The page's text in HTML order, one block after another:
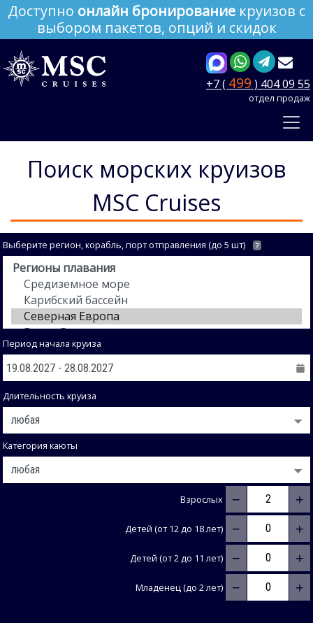
Доступно онлайн бронирование круизов с
выбором пакетов, опций и скидок
+7 ( 499 ) 404 09 55
отдел продаж
Поиск морских круизов
MSC Cruises
Выберите регион, корабль, порт отправления (до 5 шт) ?
Период начала круиза
Длительность круиза
Категория каюты
Взрослых − +
Детей (от 12 до 18 лет) − +
Детей (от 2 до 11 лет) − +
Младенец (до 2 лет) − +